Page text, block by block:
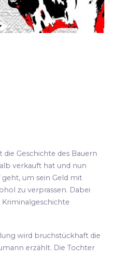
Geschichte des Bauern
verkauft hat und nun
um sein Geld mit
zu verprassen. Dabei
wird bruchstückhaft die
erzählt. Die Tochter